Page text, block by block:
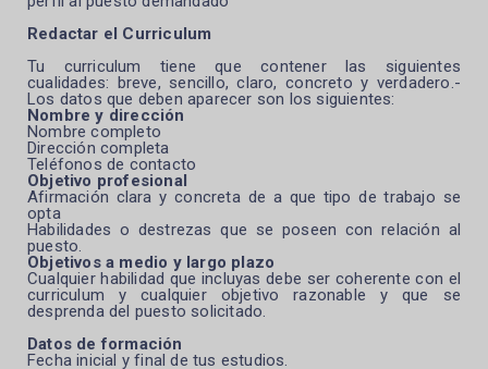
Redactar el Curriculum
Tu curriculum tiene que contener las siguientes
cualidades: breve, sencillo, claro, concreto y verdadero.-
Los datos que deben aparecer son los siguientes:
Nombre y dirección
Nombre completo
Dirección completa
Teléfonos de contacto
Objetivo profesional
Afirmación clara y concreta de a que tipo de trabajo se
opta
Habilidades o destrezas que se poseen con relación al
puesto.
Objetivos a medio y largo plazo
Cualquier habilidad que incluyas debe ser coherente con el
curriculum y cualquier objetivo razonable y que se
desprenda del puesto solicitado.
Datos de formación
Fecha inicial y final de tus estudios.